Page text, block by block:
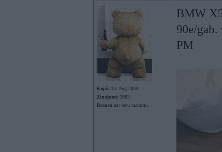
Kopš: 13. Aug 2009
Ziņojumi: 2083
Braucu ar: tavu mammu
BMW
90e/gab.
PM